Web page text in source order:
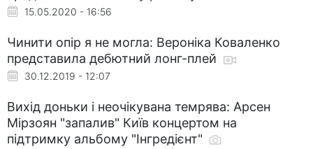
15.05.2020 - 16:56
Чинити опір я не могла: Вероніка Коваленко
представила дебютний лонг-плей
30.12.2019 - 12:07
Вихід доньки і неочікувана темрява: Арсен
Мірзоян "запалив" Київ концертом на
підтримку альбому "Інгредієнт"